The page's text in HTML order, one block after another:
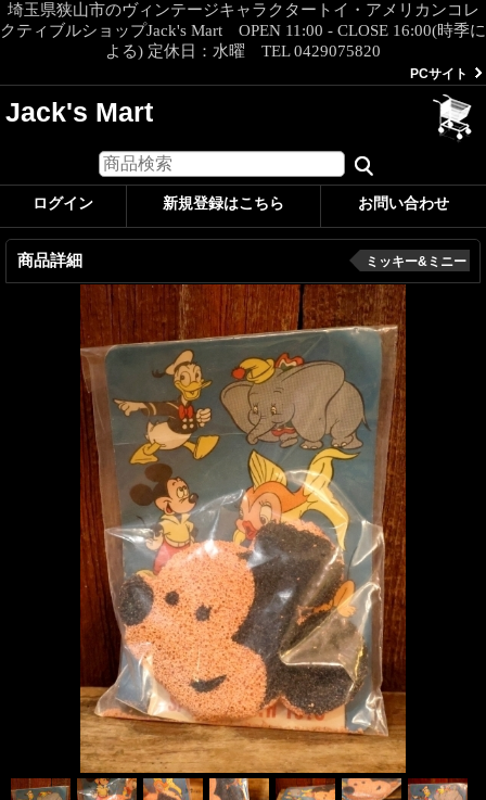
埼玉県狭山市のヴィンテージキャラクタートイ・アメリカンコレ
クティブルショップJack's Mart OPEN 11:00 - CLOSE 16:00(時季に
よる) 定休日：水曜 TEL 0429075820
PCサイト
Jack's Mart
ログイン 新規登録はこちら お問い合わせ
商品詳細 ミッキー&ミニー